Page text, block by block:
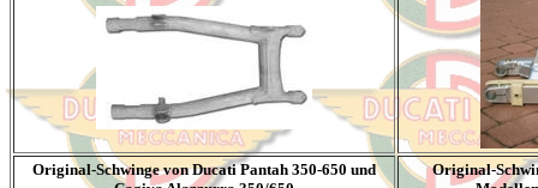
Original-Schwinge von Ducati Pantah 350-650 und
Original-